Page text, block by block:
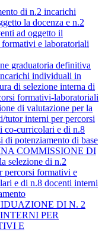
di n.2 incarichi
la docenza e n.2
ad oggetto il
e laboratoriali
graduatoria definitiva
individuali in
di selezione interna di
formativi-laboratoriali
di valutazione per la
tutor interni per percorsi
co-curricolari e di n.8
di potenziamento di base
COMMISSIONE DI
selezione di n.2
percorsi formativi e
e di n.8 docenti interni
DI N. 2
PER
E